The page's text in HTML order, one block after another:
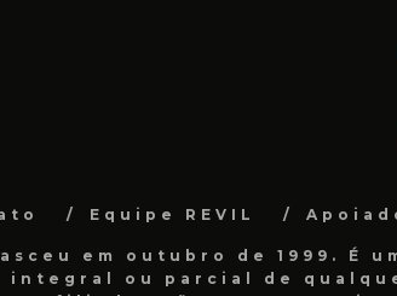
Equipe REVIL
em outubro de 1999.
integral ou parcial de